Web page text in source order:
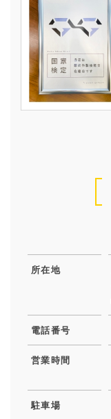
所在地
電話番号
営業時間
駐車場